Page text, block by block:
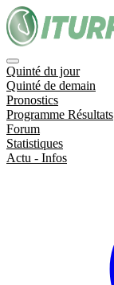
Quinté du jour
Quinté de demain
Pronostics
Programme Résultats
Forum
Statistiques
Actu - Infos